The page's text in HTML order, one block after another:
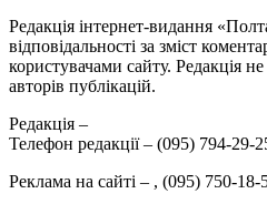
Редакція інтернет-видання
відповідальності за зміст
користувачами сайту. Редакція
авторів публікацій.
Редакція –
Телефон редакції – (095) 794-29-
Реклама на сайті – , (095) 750-18-